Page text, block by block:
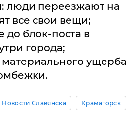
люди переезжают на
все свои вещи;
блок-поста в
города;
ущерба
Новости Славянска Краматорск